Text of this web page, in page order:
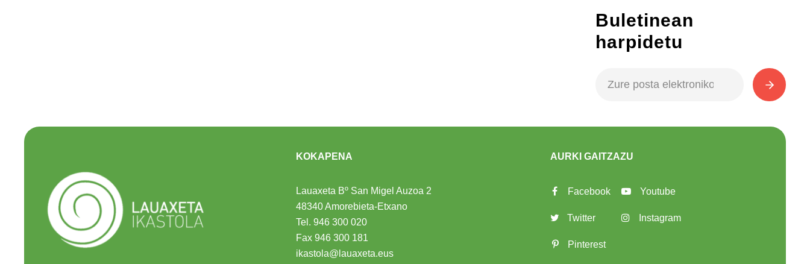
Buletinean
harpidetu
KOKAPENA
Lauaxeta Bº San Migel Auzoa 2
48340 Amorebieta-Etxano
Tel.946 300 020
Fax 946 300 181
ikastola@lauaxeta.eus
AURKI GAITZAZU
Facebook
Twitter
Pinterest
Youtube
Instagram